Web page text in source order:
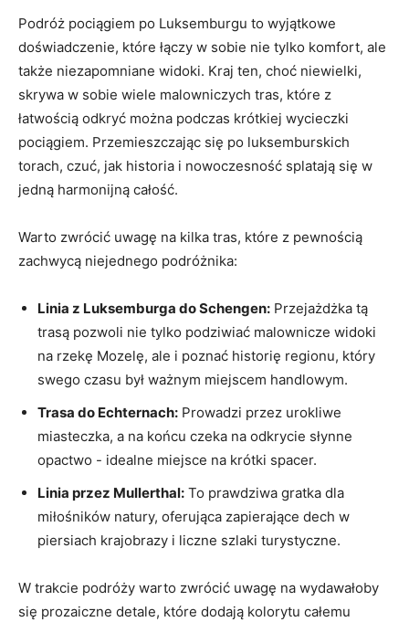
Podróż pociągiem po Luksemburgu to wyjątkowe
doświadczenie, ⁤które łączy w sobie⁢ nie tylko komfort, ale
także ⁤niezapomniane widoki. ⁢Kraj ten, choć niewielki,‌
skrywa w sobie ⁢wiele malowniczych⁤ tras, które z
łatwością odkryć można podczas krótkiej wycieczki
pociągiem. Przemieszczając się⁣ po‌ luksemburskich
torach, czuć, jak historia i nowoczesność splatają ⁢się w
jedną harmonijną ‌całość.
Warto zwrócić uwagę na kilka ⁣tras, które z pewnością
zachwycą niejednego podróżnika:
Linia z Luksemburga do Schengen: Przejażdżka tą
trasą pozwoli ⁣nie tylko podziwiać malownicze widoki
na rzekę Mozelę, ale i poznać historię regionu, który
swego​ czasu był ⁣ważnym miejscem handlowym.
Trasa ‌do ⁣Echternach: Prowadzi przez urokliwe
⁤miasteczka, ‌a‌ na końcu czeka‌ na odkrycie słynne⁣
opactwo ⁢- idealne miejsce na krótki spacer.
Linia przez Mullerthal: To prawdziwa gratka dla
miłośników natury, oferująca zapierające dech w
piersiach⁣ krajobrazy i liczne ⁣szlaki turystyczne.
W‌ trakcie podróży warto zwrócić uwagę na wydawałoby‍
się prozaiczne detale, które dodają kolorytu całemu